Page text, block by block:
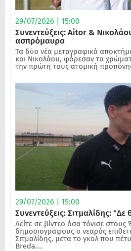
29/07/2026 | 15:00
Συνεντεύξεις: Aitor &
ασπρόμαυρα
Τα δύο νέα μεταγραφικά
και Νικολάου, φόρεσαν τα
την πρώτη τους ατομική
29/07/2026 | 15:00
Συνεντεύξεις: Σιτμαλίδης:
Δείτε σε βίντεο όσα τόνισε στους
δημοσιογράφους ο νεαρός
Σιτμαλίδης, μετα το γκολ που
Breda....